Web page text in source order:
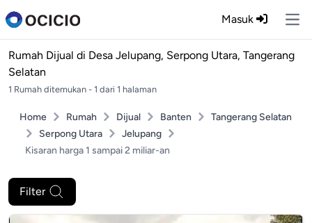
Masuk
Rumah Dijual di Desa Jelupang, Serpong Utara, Tangerang
Selatan
1 Rumah ditemukan - 1 dari 1 halaman
Home Rumah Dijual Banten
Tangerang Selatan
Serpong Utara
Jelupang
Kisaran harga 1 sampai 2 miliar-an
Filter